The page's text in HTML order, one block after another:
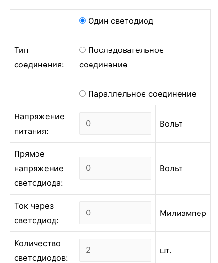
Тип
соединения:
Один светодиод
Последовательное
соединение
Параллельное соединение
Напряжение
питания:
Вольт
Прямое
напряжение
светодиода:
Вольт
Ток через
светодиод:
Милиампер
Количество
светодиодов:
шт.